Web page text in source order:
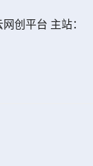
创平台 主站：